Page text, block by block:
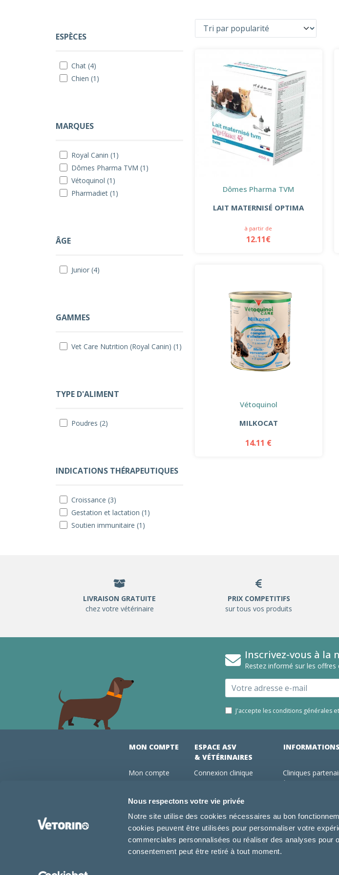
Nous respectons votre vie privée
Notre site utilise des cookies nécessaires au bon
cookies peuvent être utilisées pour personnaliser votre
commerciales personnalisées ou réaliser des analyses pour
consentement peut être retiré à tout moment.
ESPÈCES
Chat (4)
Chien (1)
MARQUES
Royal Canin (1)
Dômes Pharma TVM (1)
Vétoquinol (1)
Pharmadiet (1)
ÂGE
Junior (4)
GAMMES
Vet Care Nutrition (Royal Canin) (1)
TYPE D'ALIMENT
Poudres (2)
INDICATIONS THÉRAPEUTIQUES
Croissance (3)
Gestation et lactation (1)
Soutien immunitaire (1)
Dômes Pharma TVM
LAIT MATERNISÉ OPTIMA
à partir de
12.11€
Vétoquinol
MILKOCAT
14.11 €
LIVRAISON GRATUITE
chez votre vétérinaire
PRIX COMPETITIFS
sur tous vos produits
Inscrivez-vous à la
Restez informé sur les
Email
J'accepte les conditions générales
MON COMPTE
Mon compte
Mes abonnements
Conseils vétos
FAQ
ESPACE ASV
& VÉTÉRINAIRES
Connexion clinique
Abonnements
Devenir adhérent Vétorino
INFORMATIONS
Cliniques
Utilisation des
Conditions